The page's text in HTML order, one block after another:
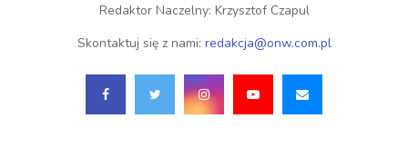
Redaktor Naczelny: Krzysztof Czapul
Skontaktuj się z nami: redakcja@onw.com.pl